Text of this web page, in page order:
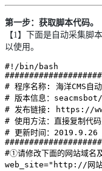
第一步：获取脚本代码。
【1】下面是自动采集脚
以使用。
#!/bin/bash
# 程序名称: 海洋CMS自
# 版本信息：
# 发布链接: https://
# 使用方法：直接复制代
# 更新时间：2019.9.26
#①请修改下面的网站域名
web_site="http://网站